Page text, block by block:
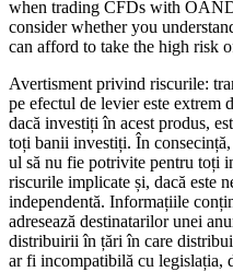
when trading CFDs with
consider whether you
can afford to take the high risk
Avertisment privind riscurile:
pe efectul de levier este extrem
dacă investiți în acest produs,
toți banii investiți. În
ul să nu fie potrivite pentru toți
riscurile implicate și, dacă este
independentă. Informațiile
adresează destinatarilor unei
distribuirii în țări în care
ar fi incompatibilă cu legislația,